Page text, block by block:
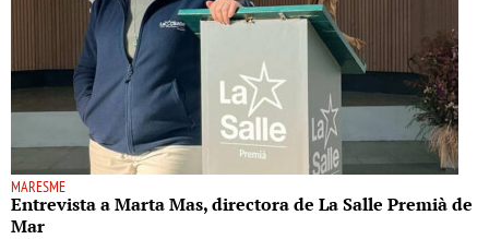
MARESME
Entrevista a Marta Mas, directora de La Salle Premià de
Mar